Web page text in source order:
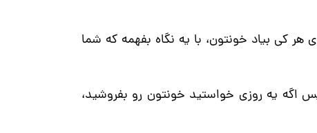
کی بیاد خونتون، با یه نگاه بفهمه که شما
اگه یه روزی خواستید خونتون رو بفروشید،